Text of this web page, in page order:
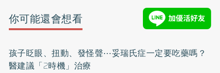
你可能還會想看
孩子眨眼、扭動、發怪聲⋯妥瑞氏症一定要吃藥嗎？
醫建議「2時機」治療